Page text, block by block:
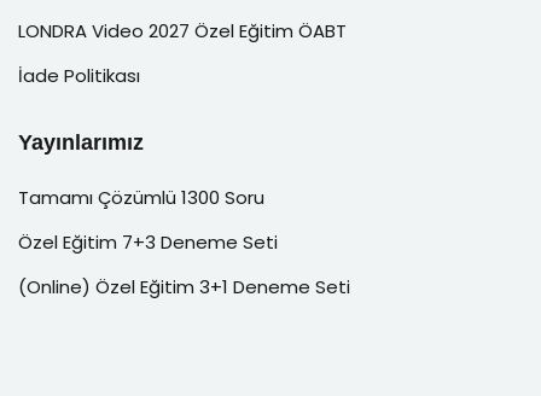
LONDRA Video 2027 Özel Eğitim ÖABT
İade Politikası
Yayınlarımız
Tamamı Çözümlü 1300 Soru
Özel Eğitim 7+3 Deneme Seti
(Online) Özel Eğitim 3+1 Deneme Seti